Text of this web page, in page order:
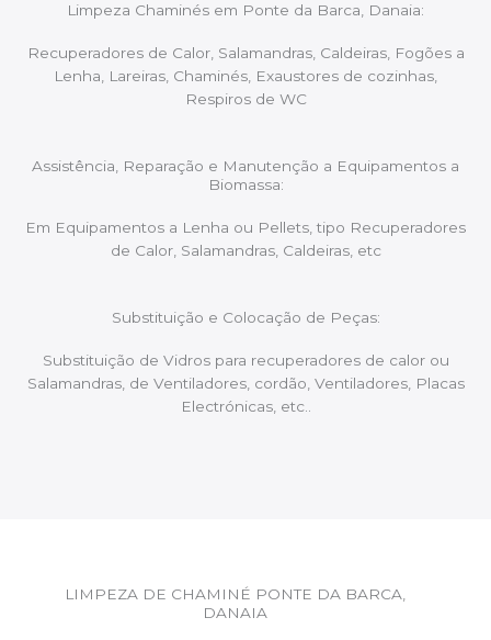
Limpeza Chaminés em Ponte da Barca, Danaia:
Recuperadores de Calor, Salamandras, Caldeiras, Fogões a
Lenha, Lareiras, Chaminés, Exaustores de cozinhas,
Respiros de WC
Assistência, Reparação e Manutenção a Equipamentos a
Biomassa:
Em Equipamentos a Lenha ou Pellets, tipo Recuperadores
de Calor, Salamandras, Caldeiras, etc
Substituição e Colocação de Peças:
Substituição de Vidros para recuperadores de calor ou
Salamandras, de Ventiladores, cordão, Ventiladores, Placas
Electrónicas, etc..
LIMPEZA DE CHAMINÉ PONTE DA BARCA,
DANAIA